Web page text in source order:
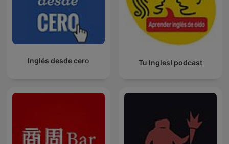
Inglés desde cero Tu Ingles! podcast